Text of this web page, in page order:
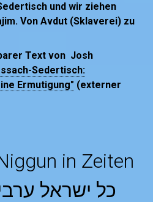
und wir ziehen
Von Avdut (Sklaverei) zu
Text von Josh
Sedertisch:
Ermutigung" (externer
in Zeiten